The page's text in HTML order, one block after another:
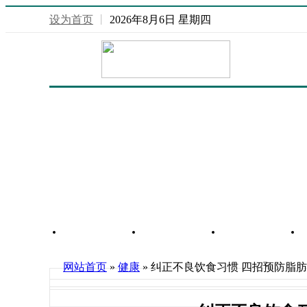
设为首页 2026年8月6日 星期四
网站首页»健康» 纠正不良饮食习惯 四招预防脂